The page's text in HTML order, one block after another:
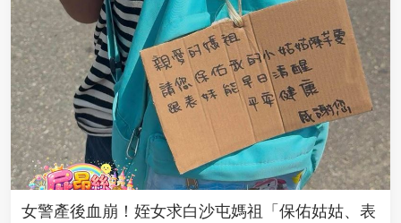
女警產後血崩！姪女求白沙屯媽祖「保佑姑姑、表